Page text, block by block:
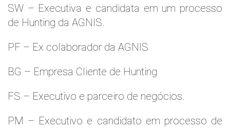
SW – Executiva e candidata em um processo
de Hunting da AGNIS.
PF – Ex colaborador da AGNIS
BG – Empresa Cliente de Hunting
FS – Executivo e parceiro de negócios.
PM – Executivo e candidato em processo de